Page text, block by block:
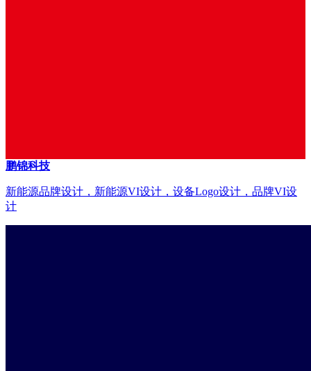
鹏锦科技
新能源品牌设计，新能源VI设计，设备Logo设计，品牌VI设
计